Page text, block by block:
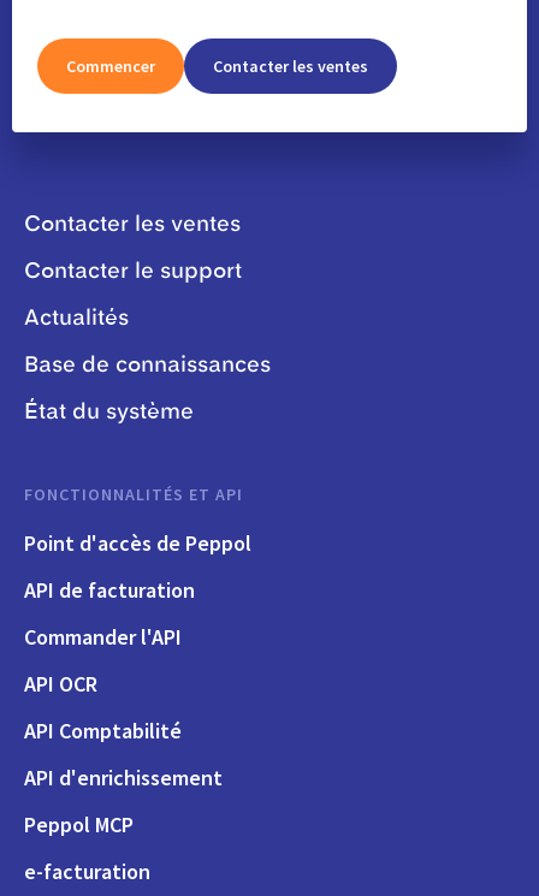
Commencer Contacter les ventes
Contacter les ventes
Contacter le support
Actualités
Base de connaissances
État du système
FONCTIONNALITÉS ET API
Point d'accès de Peppol
API de facturation
Commander l'API
API OCR
API Comptabilité
API d'enrichissement
Peppol MCP
e-facturation